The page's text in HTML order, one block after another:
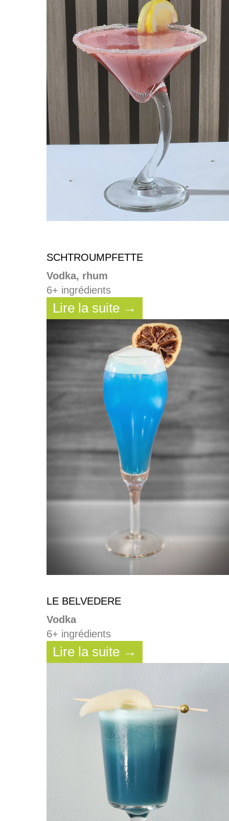
SCHTROUMPFETTE
Vodka, rhum
6+ ingrédients
Lire la suite →
LE BELVEDERE
Vodka
6+ ingrédients
Lire la suite →